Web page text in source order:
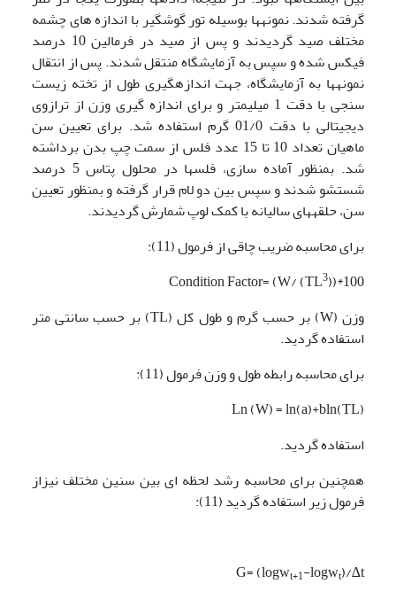
گرفته شدند. نمونه­ها بوسیله تور گوشگیر با اندازه های چشمه
مختلف صید گردیدند و پس از صید در فرمالین 10 درصد
فیکس شده و سپس به آزمایشگاه منتقل شدند. پس از انتقال
نمونه­ها به آزمایشگاه، جهت اندازه­گیری طول از تخته زیست
سنجی با دقت 1 میلی­متر و برای اندازه گیری وزن از ترازوی
دیجیتالی با دقت 01/0 گرم استفاده شد. برای تعیین سن
ماهیان تعداد 10 تا 15 عدد فلس از سمت چپ بدن برداشته
شد. بمنظور آماده سازی، فلسها در محلول پتاس 5 درصد
شستشو شدند و سپس بین دو لام قرار گرفته و بمنظور تعیین
سن، حلقه­­­های سالیانه با کمک لوپ شمارش گردیدند.
برای محاسبه ضریب چاقی از فرمول (11):
Condition Factor= (W/ (TL3))*100
وزن (W) بر حسب گرم و طول کل (TL) بر حسب سانتی متر
استفاده گردید.
برای محاسبه رابطه طول و وزن فرمول (11):
Ln (W) = ln(a)+bln(TL)
استفاده گردید.
همچنین برای محاسبه رشد لحظه ای بین سنین مختلف نیزاز
فرمول زیر استفاده گردید (11):
G= (logwt+1-logwt)/∆t